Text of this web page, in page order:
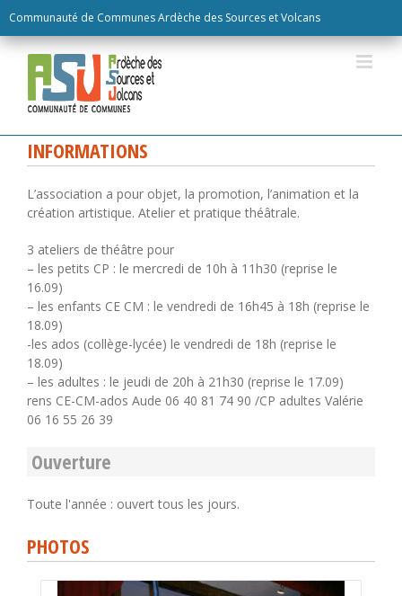
Communauté de Communes Ardèche des Sources et Volcans
to
content
INFORMATIONS
L’association a pour objet, la promotion, l’animation et la
création artistique. Atelier et pratique théâtrale.
3 ateliers de théâtre pour
– les petits CP : le mercredi de 10h à 11h30 (reprise le
16.09)
– les enfants CE CM : le vendredi de 16h45 à 18h (reprise le
18.09)
-les ados (collège-lycée) le vendredi de 18h (reprise le
18.09)
– les adultes : le jeudi de 20h à 21h30 (reprise le 17.09)
rens CE-CM-ados Aude 06 40 81 74 90 /CP adultes Valérie
06 16 55 26 39
Ouverture
Toute l'année : ouvert tous les jours.
PHOTOS